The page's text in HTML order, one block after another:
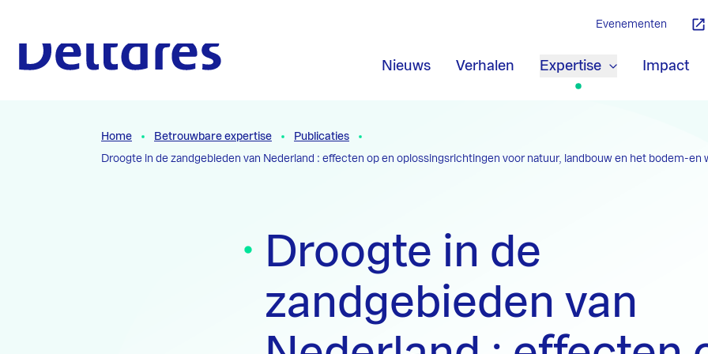
Nieuws Verhalen Expertise Impact
Evenementen
Home Betrouwbare expertise
Publicaties
Droogte in de zandgebieden van Nederland : effecten op en oplossingsrichtingen voor natuur, landbouw en het bodem-en
Droogte in de
zandgebieden van